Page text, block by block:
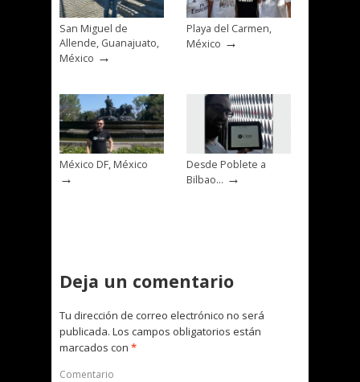
San Miguel de
Allende, Guanajuato,
México →
Playa del Carmen,
México →
México DF, México
→
Desde Poblete a
Bilbao… →
Deja un comentario
Tu dirección de correo electrónico no será
publicada. Los campos obligatorios están
marcados con *
Comentario